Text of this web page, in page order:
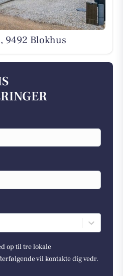
9492 Blokhus
op til tre lokale
vil kontakte dig vedr.